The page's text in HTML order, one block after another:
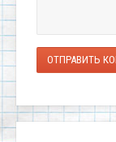
ОТПРАВИТЬ